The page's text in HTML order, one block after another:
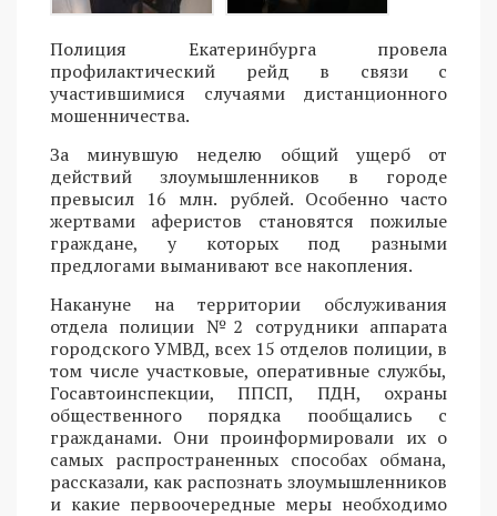
Полиция Екатеринбурга провела
профилактический рейд в связи с
участившимися случаями дистанционного
мошенничества.
За минувшую неделю общий ущерб от
действий злоумышленников в городе
превысил 16 млн. рублей. Особенно часто
жертвами аферистов становятся пожилые
граждане, у которых под разными
предлогами выманивают все накопления.
Накануне на территории обслуживания
отдела полиции №2 сотрудники аппарата
городского УМВД, всех 15 отделов полиции, в
том числе участковые, оперативные службы,
Госавтоинспекции, ППСП, ПДН, охраны
общественного порядка пообщались с
гражданами. Они проинформировали их о
самых распространенных способах обмана,
рассказали, как распознать злоумышленников
и какие первоочередные меры необходимо